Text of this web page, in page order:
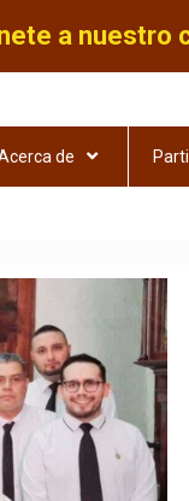
a nuestro
de